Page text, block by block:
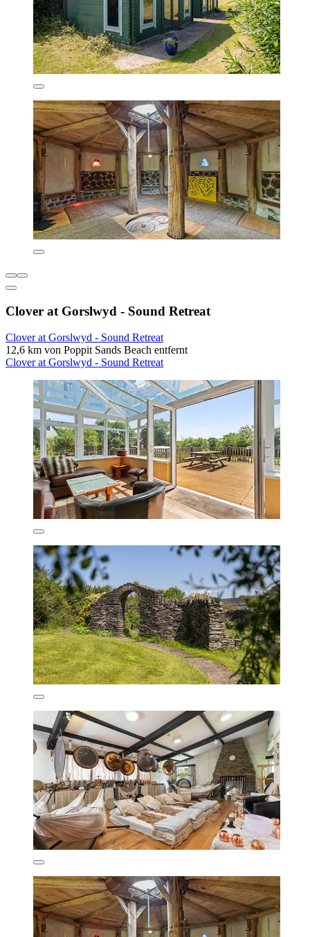
Clover at Gorslwyd - Sound Retreat
Clover at Gorslwyd - Sound Retreat
12,6 km von Poppit Sands Beach entfernt
Clover at Gorslwyd - Sound Retreat